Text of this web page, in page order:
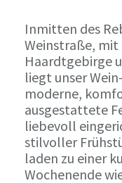
Inmitten des
Weinstraße,
Haardtgebirge
liegt unser
moderne,
ausgestattete
liebevoll
stilvoller
laden zu einer
Wochenende